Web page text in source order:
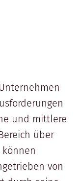
und mittlere
über
können
von